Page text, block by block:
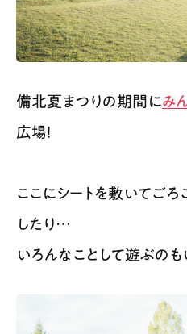
備北夏まつりの期間にみ
広場！
ここにシートを敷いてごろ
したり…
いろんなことして遊ぶの